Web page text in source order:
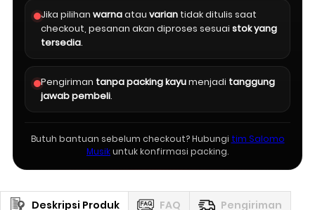
Jika pilihan warnaatau varian tidak ditulis saat
checkout, pesanan akan diproses sesuai stok yang
tersedia.
Pengiriman tanpa packing kayumenjadi tanggung
jawab pembeli.
Butuh bantuan sebelum checkout? Hubungi tim Salomo
Musikuntuk konfirmasi packing.
Deskripsi Produk FAQ Pengiriman